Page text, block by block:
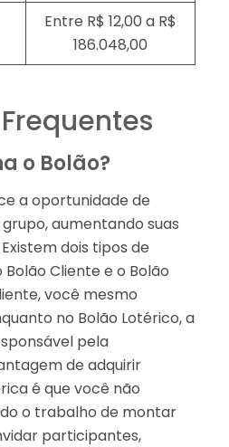
Entre R$ 12,00 a R$
186.048,00
o Bolão?
a oportunidade de
aumentando suas
dois tipos de
Cliente e o Bolão
você mesmo
no Bolão Lotérico, a
pela
de adquirir
é que você não
o trabalho de montar
participantes,